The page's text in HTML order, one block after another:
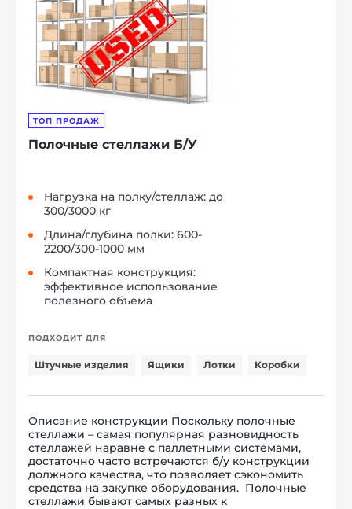
ТОП ПРОДАЖ
Полочные стеллажи Б/У
Нагрузка на полку/стеллаж: до
300/3000 кг
Длина/глубина полки: 600-
2200/300-1000 мм
Компактная конструкция:
эффективное использование
полезного объема
ПОДХОДИТ ДЛЯ
Штучные изделия Ящики Лотки Коробки
Описание конструкции Поскольку полочные
стеллажи – самая популярная разновидность
стеллажей наравне с паллетными системами,
достаточно часто встречаются б/у конструкции
должного качества, что позволяет сэкономить
средства на закупке оборудования. Полочные
стеллажи бывают самых разных к